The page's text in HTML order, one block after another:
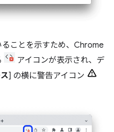
ことを示すため、Chrome
アイコンが表示され、デ
] の横に警告アイコン